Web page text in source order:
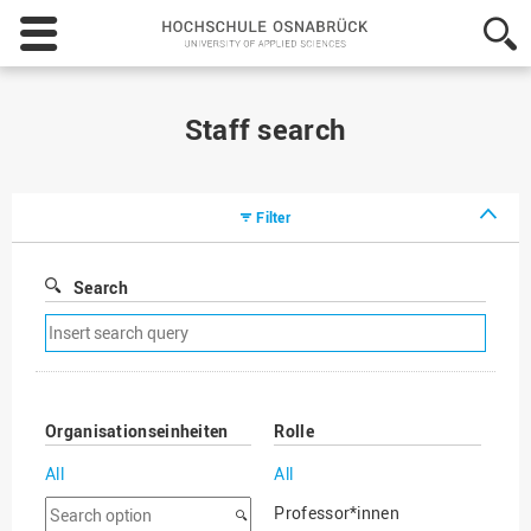
Hochschule
Osnabrück
-
Staff search
Filter
Search
Remove
search
filter
Organisationseinheiten
All
Search
Rolle
All
Professor*innen